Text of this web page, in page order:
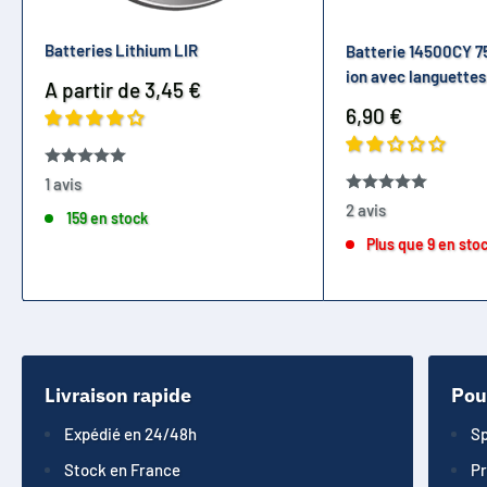
Batteries Lithium LIR
Prix
réduit
A partir de 3,45 €
1 avis
159 en stock
Batterie 14500CY
ion avec
Prix
réduit
6,90 €
2 avis
Plus que 9 en
Livraison rapide
Expédié en 24/48h
Stock en France